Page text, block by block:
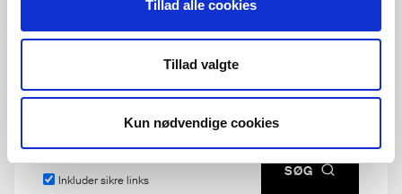
Tillad alle cookies
Tillad valgte
Kun nødvendige cookies
Resultattype
Livsforløb
Inkluder stavevariationer
Inkluder usikre links
Inkluder sikre links
SØG